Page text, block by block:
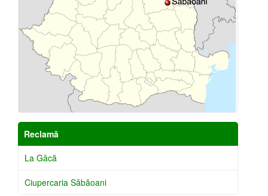
Reclamă
La Gâcă
Ciupercaria Săbăoani